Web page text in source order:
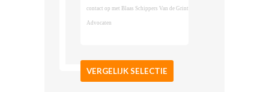
contact op met Blaas Schippers Van de Grint
Advocaten
VERGELIJK SELECTIE